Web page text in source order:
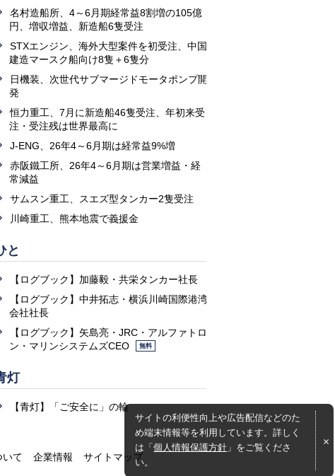
名村造船所、4～6月期経常益8割増の105億
円、増収増益、新造船6隻受注
STXエンジン、海外大型案件を初受注、中国
建造マースク船向け8隻＋6隻分
日機装、次世代サブマージドモータポンプ開
発
恒力重工、7月に新造船46隻受注、年初来受
注・受注残は世界最高に
J-ENG、26年4～6月期は経常益9%増
赤阪鐵工所、26年4～6月期は営業増益・経
常減益
サムスン重工、スエズ型タンカー2隻受注
川崎重工、熊本地震で義援金
と
【ログブック】加藤毅・共栄タンカー社長
【ログブック】中井拓志・横浜川崎国際港湾
会社社長
【ログブック】矢島亮・JRC・アルファトロ
ン・マリンシステムズCEO
無料
灯
【青灯】「ご安全に」の輪
サイトの利便性向上や広告配信などのた
め端末情報等を利用しています。詳しく
は「個人情報保護方針 」をご覧くださ
い。
いて 企業情報
サイトマップ